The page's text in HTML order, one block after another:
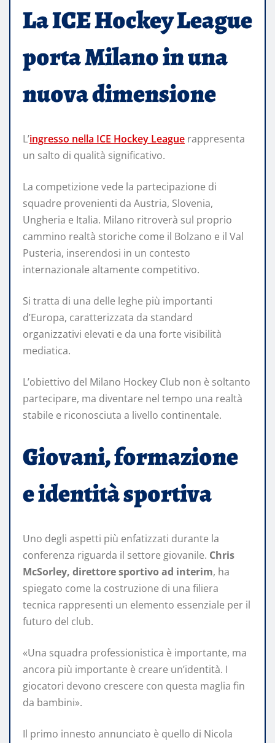
La ICE Hockey League
porta Milano in una
nuova dimensione
L’ingresso nella ICE Hockey League rappresenta
un salto di qualità significativo.
La competizione vede la partecipazione di
squadre provenienti da Austria, Slovenia,
Ungheria e Italia. Milano ritroverà sul proprio
cammino realtà storiche come il Bolzano e il Val
Pusteria, inserendosi in un contesto
internazionale altamente competitivo.
Si tratta di una delle leghe più importanti
d’Europa, caratterizzata da standard
organizzativi elevati e da una forte visibilità
mediatica.
L’obiettivo del Milano Hockey Club non è soltanto
partecipare, ma diventare nel tempo una realtà
stabile e riconosciuta a livello continentale.
Giovani, formazione
e identità sportiva
Uno degli aspetti più enfatizzati durante la
conferenza riguarda il settore giovanile. Chris
McSorley, direttore sportivo ad interim, ha
spiegato come la costruzione di una filiera
tecnica rappresenti un elemento essenziale per il
futuro del club.
«Una squadra professionistica è importante, ma
ancora più importante è creare un’identità. I
giocatori devono crescere con questa maglia fin
da bambini».
Il primo innesto annunciato è quello di Nicola